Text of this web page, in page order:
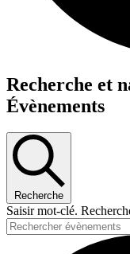
Recherche et
Évènements
Recherche
Saisir mot-clé.